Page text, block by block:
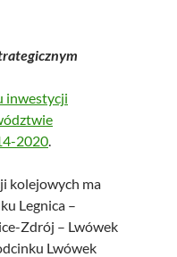
inwestycji
2020.
kolejowych ma
Legnica –
Zdrój – Lwówek
Lwówek